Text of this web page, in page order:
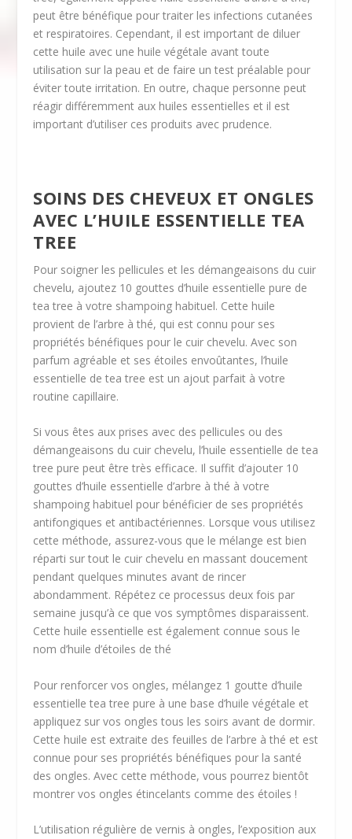
peut être bénéfique pour traiter les infections cutanées
et respiratoires. Cependant, il est important de diluer
cette huile avec une huile végétale avant toute
utilisation sur la peau et de faire un test préalable pour
éviter toute irritation. En outre, chaque personne peut
réagir différemment aux huiles essentielles et il est
important d’utiliser ces produits avec prudence.
SOINS DES CHEVEUX ET ONGLES
AVEC L’HUILE ESSENTIELLE TEA
TREE
Pour soigner les pellicules et les démangeaisons du cuir
chevelu, ajoutez 10 gouttes d’huile essentielle pure de
tea tree à votre shampoing habituel. Cette huile
provient de l’arbre à thé, qui est connu pour ses
propriétés bénéfiques pour le cuir chevelu. Avec son
parfum agréable et ses étoiles envoûtantes, l’huile
essentielle de tea tree est un ajout parfait à votre
routine capillaire.
Si vous êtes aux prises avec des pellicules ou des
démangeaisons du cuir chevelu, l’huile essentielle de tea
tree pure peut être très efficace. Il suffit d’ajouter 10
gouttes d’huile essentielle d’arbre à thé à votre
shampoing habituel pour bénéficier de ses propriétés
antifongiques et antibactériennes. Lorsque vous utilisez
cette méthode, assurez-vous que le mélange est bien
réparti sur tout le cuir chevelu en massant doucement
pendant quelques minutes avant de rincer
abondamment. Répétez ce processus deux fois par
semaine jusqu’à ce que vos symptômes disparaissent.
Cette huile essentielle est également connue sous le
nom d’huile d’étoiles de thé
Pour renforcer vos ongles, mélangez 1 goutte d’huile
essentielle tea tree pure à une base d’huile végétale et
appliquez sur vos ongles tous les soirs avant de dormir.
Cette huile est extraite des feuilles de l’arbre à thé et est
connue pour ses propriétés bénéfiques pour la santé
des ongles. Avec cette méthode, vous pourrez bientôt
montrer vos ongles étincelants comme des étoiles !
L’utilisation régulière de vernis à ongles, l’exposition aux